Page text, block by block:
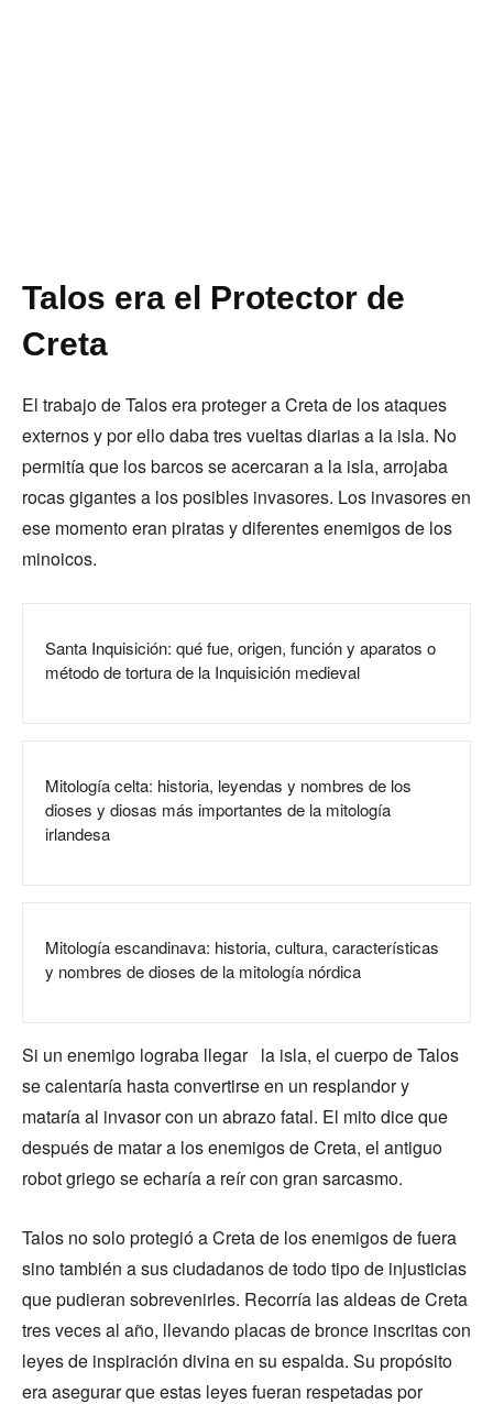
Talos era el Protector de
Creta
El trabajo de Talos era proteger a Creta de los ataques
externos y por ello daba tres vueltas diarias a la isla. No
permitía que los barcos se acercaran a la isla, arrojaba
rocas gigantes a los posibles invasores. Los invasores en
ese momento eran piratas y diferentes enemigos de los
minoicos.
Santa Inquisición: qué fue, origen, función y aparatos o
método de tortura de la Inquisición medieval
Mitología celta: historia, leyendas y nombres de los
dioses y diosas más importantes de la mitología
irlandesa
Mitología escandinava: historia, cultura, características
y nombres de dioses de la mitología nórdica
Si un enemigo lograba llegar la isla, el cuerpo de Talos
se calentaría hasta convertirse en un resplandor y
mataría al invasor con un abrazo fatal. El mito dice que
después de matar a los enemigos de Creta, el antiguo
robot griego se echaría a reír con gran sarcasmo.
Talos no solo protegió a Creta de los enemigos de fuera
sino también a sus ciudadanos de todo tipo de injusticias
que pudieran sobrevenirles. Recorría las aldeas de Creta
tres veces al año, llevando placas de bronce inscritas con
leyes de inspiración divina en su espalda. Su propósito
era asegurar que estas leyes fueran respetadas por